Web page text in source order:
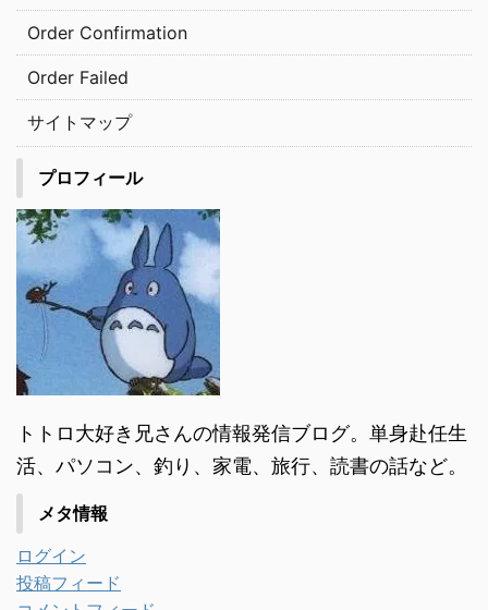
Order Confirmation
Order Failed
サイトマップ
プロフィール
トトロ大好き兄さんの情報発信ブログ。単身赴任生
活、パソコン、釣り、家電、旅行、読書の話など。
メタ情報
ログイン
投稿フィード